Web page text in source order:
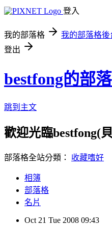
登入
我的部落格 我的部落格後
登出
bestfong的部
跳到主文
歡迎光臨bestfong(
部落格全站分類： 收藏嗜好
相簿
部落格
名片
Oct 21 Tue 2008 09:43